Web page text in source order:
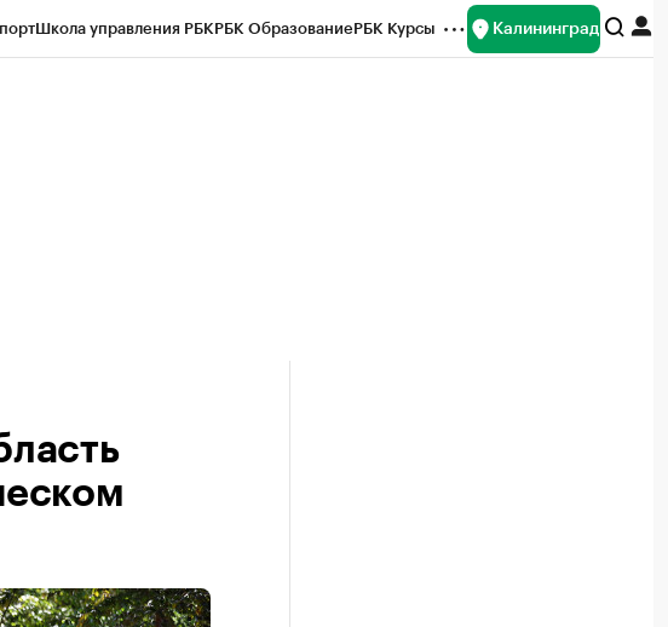
Школа управления РБКРБК ОбразованиеРБК Курсы Калининград